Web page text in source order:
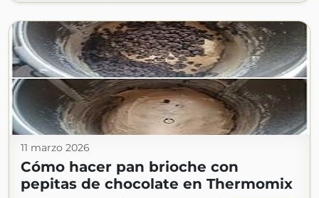
11 marzo 2026
Cómo hacer pan brioche con
pepitas de chocolate en Thermomix